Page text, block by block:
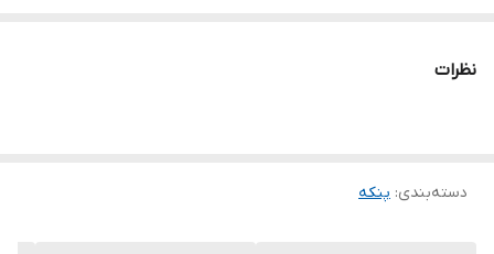
نظرات
دسته‌بندی: پنکه